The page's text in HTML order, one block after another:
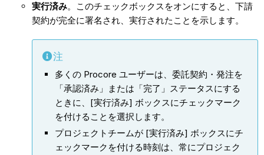
実行済み。このチェックボックスをオンにすると、下請
契約が完全に署名され、実行されたことを示します。
注
多くの Procore ユーザーは、委託契約・発注を
「承認済み」または「完了」ステータスにする
ときに、[実行済み] ボックスにチェックマーク
を付けることを選択します。
プロジェクトチームが [実行済み] ボックスにチ
ェックマークを付ける時刻は、常にプロジェク